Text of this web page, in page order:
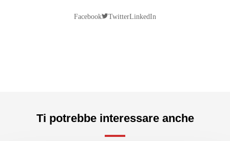
Facebook TwitterLinkedIn
Ti potrebbe interessare anche